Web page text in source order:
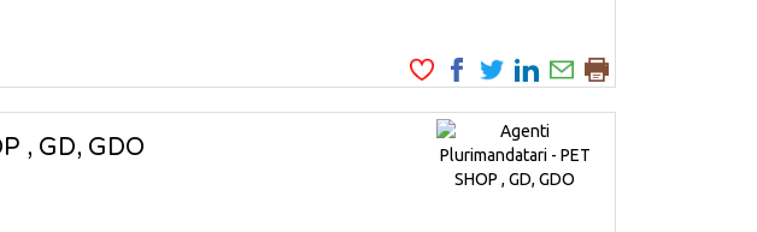
, GD, GDO